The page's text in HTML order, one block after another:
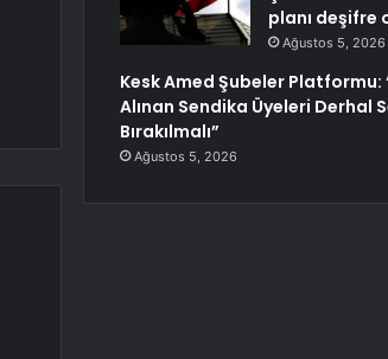
planı deşifre
Ağustos 5, 2026
Kesk Amed Şubeler Platformu:
Alınan Sendika Üyeleri Derhal
Bırakılmalı”
Ağustos 5, 2026